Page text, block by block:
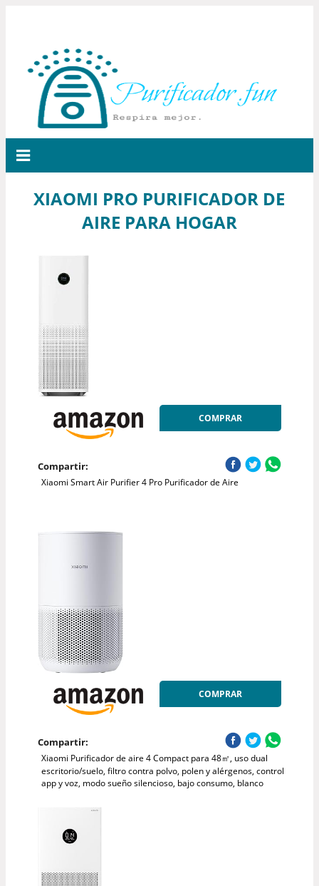
XIAOMI PRO PURIFICADOR DE
AIRE PARA HOGAR
COMPRAR
Compartir:
Xiaomi Smart Air Purifier 4 Pro Purificador de Aire
COMPRAR
Compartir:
Xiaomi Purificador de aire 4 Compact para 48㎡, uso dual
escritorio/suelo, filtro contra polvo, polen y alérgenos, control
app y voz, modo sueño silencioso, bajo consumo, blanco